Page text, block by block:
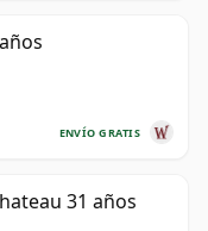
ENVÍO GRATIS
31 años